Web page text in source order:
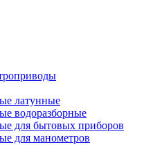
латунные
водоразборные
для бытовых приборов
для манометров